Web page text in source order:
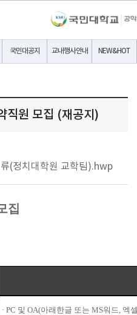
국민대공지 교내행사안내 NEW&HOT
직원 모집 (재공지)
(정치대학원 교학팀).hwp
집
· PC 및 OA(아래한글 또는 MS워드, 엑